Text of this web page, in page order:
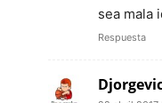
sea mala
Respuesta